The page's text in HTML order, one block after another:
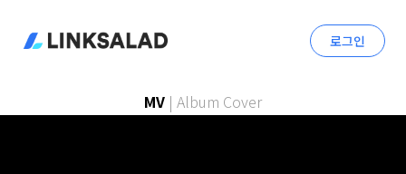
로그인
MV | Album Cover